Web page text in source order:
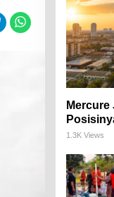
untuk
1.3K Views